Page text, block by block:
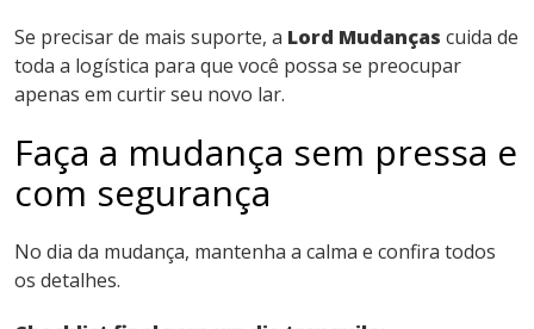
Se precisar de mais suporte, a Lord Mudanças cuida de
toda a logística para que você possa se preocupar
apenas em curtir seu novo lar.
Faça a mudança sem pressa e
com segurança
No dia da mudança, mantenha a calma e confira todos
os detalhes.